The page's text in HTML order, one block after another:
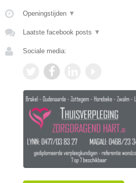
Openingstijden ▼
Laatste facebook posts ▼
Sociale media: